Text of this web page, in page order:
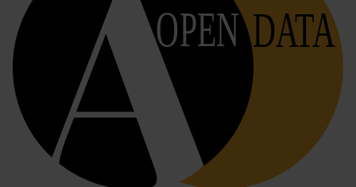
OPEN DATA